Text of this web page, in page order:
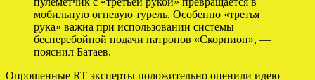
мобильную огневую турель. Особенно «третья
рука» важна при использовании системы
бесперебойной подачи патронов «Скорпион», —
пояснил Батаев.
Опрошенные RT эксперты положительно оценили идею